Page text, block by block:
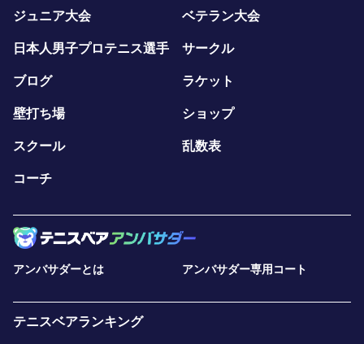
ジュニア大会 ベテラン大会
日本人男子プロテニス選手 サークル
ブログ ラケット
壁打ち場 ショップ
スクール 乱数表
コーチ
アンバサダーとは アンバサダー専用コート
テニスベアランキング